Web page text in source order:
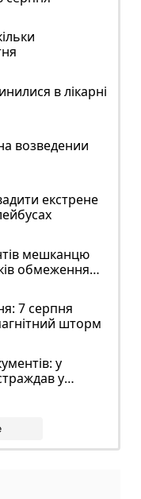
в лікарні
возведении
екстрене
мешканцю
обмеження
7 серпня
шторм
у
у